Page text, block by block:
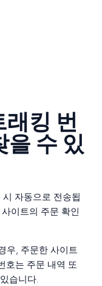
킹 번
을 수 있
자동으로 전송됩
이트의 주문 확인
우, 주문한 사이트
호는 주문 내역 또
습니다.